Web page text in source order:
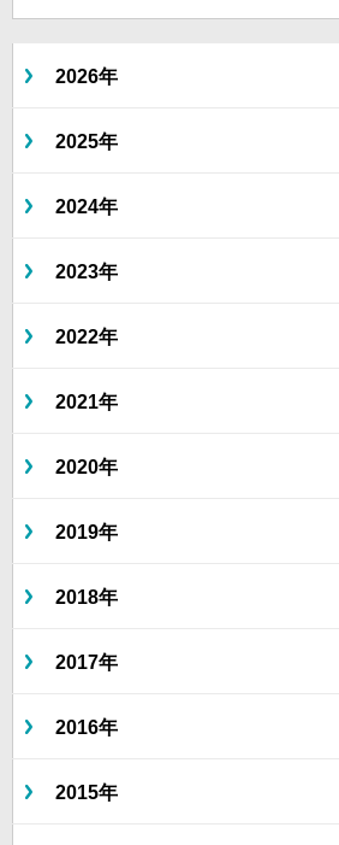
2026年
2025年
2024年
2023年
2022年
2021年
2020年
2019年
2018年
2017年
2016年
2015年